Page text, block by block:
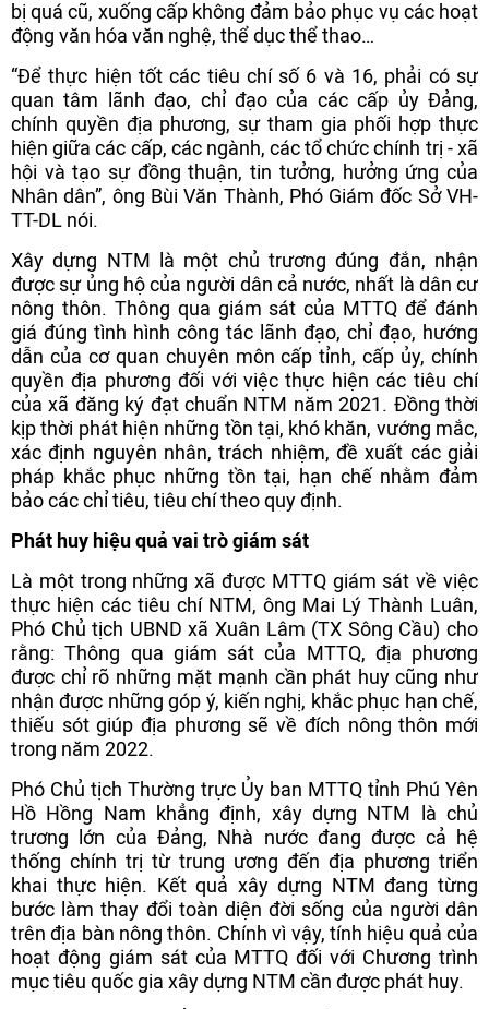
bị quá cũ, xuống cấp không đảm bảo phục vụ các hoạt
động văn hóa văn nghệ, thể dục thể thao…
“Để thực hiện tốt các tiêu chí số 6 và 16, phải có sự
quan tâm lãnh đạo, chỉ đạo của các cấp ủy Đảng,
chính quyền địa phương, sự tham gia phối hợp thực
hiện giữa các cấp, các ngành, các tổ chức chính trị - xã
hội và tạo sự đồng thuận, tin tưởng, hưởng ứng của
Nhân dân”, ông Bùi Văn Thành, Phó Giám đốc Sở VH-
TT-DL nói.
Xây dựng NTM là một chủ trương đúng đắn, nhận
được sự ủng hộ của người dân cả nước, nhất là dân cư
nông thôn. Thông qua giám sát của MTTQ để đánh
giá đúng tình hình công tác lãnh đạo, chỉ đạo, hướng
dẫn của cơ quan chuyên môn cấp tỉnh, cấp ủy, chính
quyền địa phương đối với việc thực hiện các tiêu chí
của xã đăng ký đạt chuẩn NTM năm 2021. Đồng thời
kịp thời phát hiện những tồn tại, khó khăn, vướng mắc,
xác định nguyên nhân, trách nhiệm, đề xuất các giải
pháp khắc phục những tồn tại, hạn chế nhằm đảm
bảo các chỉ tiêu, tiêu chí theo quy định.
Phát huy hiệu quả vai trògiám sát
Là một trong những xã được MTTQ giám sát về việc
thực hiện các tiêu chí NTM, ông Mai Lý Thành Luân,
Phó Chủ tịch UBND xã Xuân Lâm (TX Sông Cầu) cho
rằng: Thông qua giám sát của MTTQ, địa phương
được chỉ rõ những mặt mạnh cần phát huy cũng như
nhận được những góp ý, kiến nghị, khắc phục hạn chế,
thiếu sót giúp địa phương sẽ về đích nông thôn mới
trong năm 2022.
Phó Chủ tịch Thường trực Ủy ban MTTQ tỉnh Phú Yên
Hồ Hồng Nam khẳng định, xây dựng NTM là chủ
trương lớn của Đảng, Nhà nước đang được cả hệ
thống chính trị từ trung ương đến địa phương triển
khai thực hiện. Kết quả xây dựng NTM đang từng
bước làm thay đổi toàn diện đời sống của người dân
trên địa bàn nông thôn. Chính vì vậy, tính hiệu quả của
hoạt động giám sát của MTTQ đối với Chương trình
mục tiêu quốc gia xây dựng NTM cần được phát huy.